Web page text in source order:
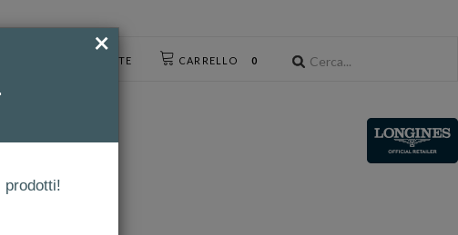
CARRELLO 0
ACCESSO UTENTE
×
prodotti!